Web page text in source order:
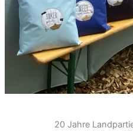
20 Jahre